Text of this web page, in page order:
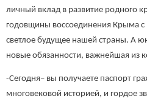
личный вклад в развитие родного
годовщины воссоединения Крыма
светлое будущее нашей страны. А
новые обязанности, важнейшая из
-Сегодня– вы получаете паспорт
многовековой историей, и гордое